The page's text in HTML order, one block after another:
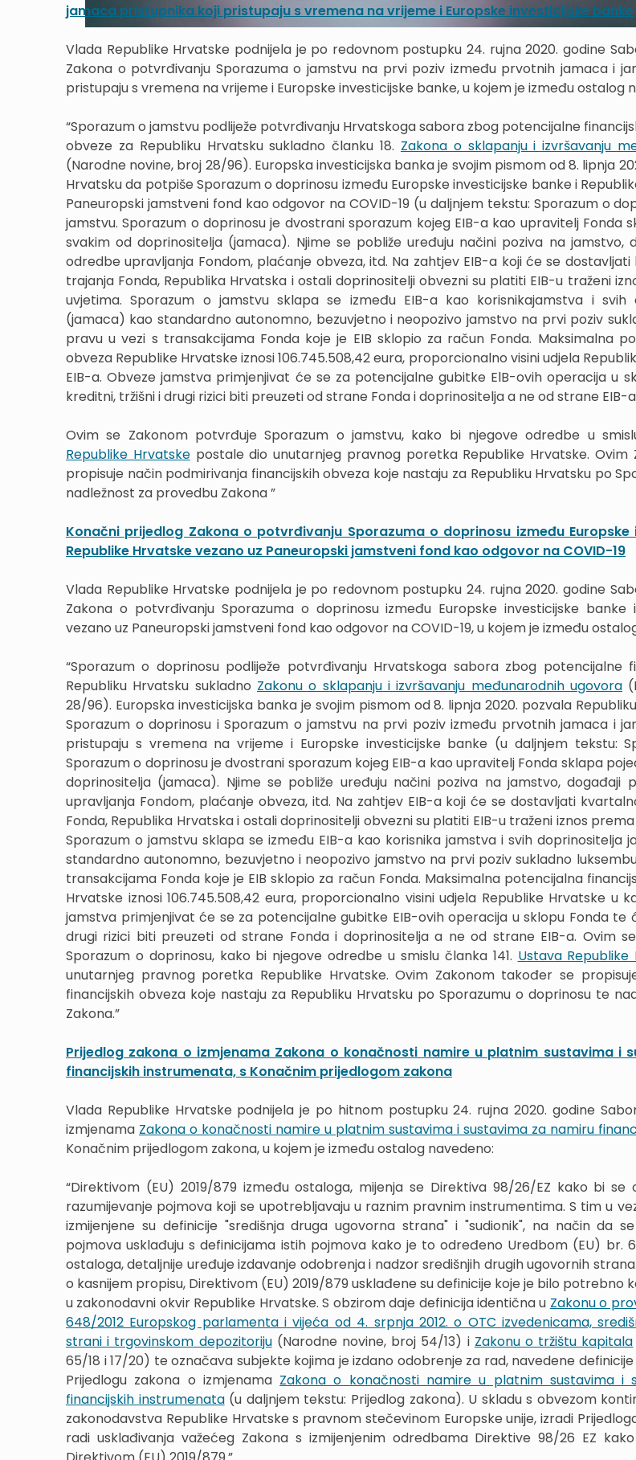
jamaca pristupnika koji pristupaju s vremena na vrijeme i Europske investicijske banke
Vlada Republike Hrvatske podnijela je po redovnom postupku 24. rujna 2020. godine
Zakona o potvrđivanju Sporazuma o jamstvu na prvi poziv između prvotnih jamaca i
pristupaju s vremena na vrijeme i Europske investicijske banke, u kojem je između ostalog
“Sporazum o jamstvu podliježe potvrđivanju Hrvatskoga sabora zbog potencijalne
obveze za Republiku Hrvatsku sukladno članku 18. Zakona o sklapanju i izvršavanju
(Narodne novine, broj 28/96). Europska investicijska banka je svojim pismom od 8. lipnja
Hrvatsku da potpiše Sporazum o doprinosu između Europske investicijske banke i
Paneuropski jamstveni fond kao odgovor na COVID-19 (u daljnjem tekstu: Sporazum o
jamstvu. Sporazum o doprinosu je dvostrani sporazum kojeg EIB-a kao upravitelj Fonda
svakim od doprinositelja (jamaca). Njime se pobliže uređuju načini poziva na jamstvo,
odredbe upravljanja Fondom, plaćanje obveza, itd. Na zahtjev EIB-a koji će se
trajanja Fonda, Republika Hrvatska i ostali doprinositelji obvezni su platiti EIB-u traženi
uvjetima. Sporazum o jamstvu sklapa se između EIB-a kao korisnikajamstva i svih
(jamaca) kao standardno autonomno, bezuvjetno i neopozivo jamstvo na prvi poziv
pravu u vezi s transakcijama Fonda koje je EIB sklopio za račun Fonda. Maksimalna
obveza Republike Hrvatske iznosi 106.745.508,42 eura, proporcionalno visini udjela
EIB-a. Obveze jamstva primjenjivat će se za potencijalne gubitke ElB-ovih operacija u
kreditni, tržišni i drugi rizici biti preuzeti od strane Fonda i doprinositelja a ne od strane EIB-
Ovim se Zakonom potvrđuje Sporazum o jamstvu, kako bi njegove odredbe u
Republike Hrvatskepostale dio unutarnjeg pravnog poretka Republike Hrvatske. Ovim
propisuje način podmirivanja financijskih obveza koje nastaju za Republiku Hrvatsku po
nadležnost za provedbu Zakona ”
Konačni prijedlog Zakona o potvrđivanju Sporazuma o doprinosu između Europske
Republike Hrvatske vezano uz Paneuropski jamstveni fond kao odgovor na COVID-19
Vlada Republike Hrvatske podnijela je po redovnom postupku 24. rujna 2020. godine
Zakona o potvrđivanju Sporazuma o doprinosu između Europske investicijske banke
vezano uz Paneuropski jamstveni fond kao odgovor na COVID-19, u kojem je između
“Sporazum o doprinosu podliježe potvrđivanju Hrvatskoga sabora zbog potencijalne
Republiku Hrvatsku sukladno Zakonu o sklapanju i izvršavanju međunarodnih ugovora
28/96). Europska investicijska banka je svojim pismom od 8. lipnja 2020. pozvala
Sporazum o doprinosu i Sporazum o jamstvu na prvi poziv između prvotnih jamaca i
pristupaju s vremena na vrijeme i Europske investicijske banke (u daljnjem tekstu:
Sporazum o doprinosu je dvostrani sporazum kojeg EIB-a kao upravitelj Fonda sklapa
doprinositelja (jamaca). Njime se pobliže uređuju načini poziva na jamstvo, događaji
upravljanja Fondom, plaćanje obveza, itd. Na zahtjev EIB-a koji će se dostavljati
Fonda, Republika Hrvatska i ostali doprinositelji obvezni su platiti EIB-u traženi iznos
Sporazum o jamstvu sklapa se između EIB-a kao korisnika jamstva i svih doprinositelja
standardno autonomno, bezuvjetno i neopozivo jamstvo na prvi poziv sukladno
transakcijama Fonda koje je EIB sklopio za račun Fonda. Maksimalna potencijalna
Hrvatske iznosi 106.745.508,42 eura, proporcionalno visini udjela Republike Hrvatske u
jamstva primjenjivat će se za potencijalne gubitke EIB-ovih operacija u sklopu Fonda te
drugi rizici biti preuzeti od strane Fonda i doprinositelja a ne od strane EIB-a. Ovim
Sporazum o doprinosu, kako bi njegove odredbe u smislu članka 141. Ustava Republike
unutarnjeg pravnog poretka Republike Hrvatske. Ovim Zakonom također se
financijskih obveza koje nastaju za Republiku Hrvatsku po Sporazumu o doprinosu te
Zakona.”
Prijedlog zakona o izmjenama Zakona o konačnosti namire u platnim sustavima i
financijskih instrumenata, s Konačnim prijedlogom zakona
Vlada Republike Hrvatske podnijela je po hitnom postupku 24. rujna 2020. godine
izmjenama Zakona o konačnosti namire u platnim sustavima i sustavima za namiru
Konačnim prijedlogom zakona, u kojem je između ostalog navedeno:
“Direktivom (EU) 2019/879 između ostaloga, mijenja se Direktiva 98/26/EZ kako bi se
razumijevanje pojmova koji se upotrebljavaju u raznim pravnim instrumentima. S tim u
izmijenjene su definicije "središnja druga ugovorna strana" i "sudionik", na način da
pojmova usklađuju s definicijama istih pojmova kako je to određeno Uredbom (EU) br.
ostaloga, detaljnije uređuje izdavanje odobrenja i nadzor središnjih drugih ugovornih
o kasnijem propisu, Direktivom (EU) 2019/879 usklađene su definicije koje je bilo potrebno
u zakonodavni okvir Republike Hrvatske. S obzirom daje definicija identična u Zakonu o
648/2012 Europskog parlamenta i vijeća od 4. srpnja 2012. o OTC izvedenicama,
strani i trgovinskom depozitoriju(Narodne novine, broj 54/13) i Zakonu o tržištu kapitala
65/18 i 17/20) te označava subjekte kojima je izdano odobrenje za rad, navedene
Prijedlogu zakona o izmjenama Zakona o konačnosti namire u platnim sustavima i
financijskih instrumenata(u daljnjem tekstu: Prijedlog zakona). U skladu s obvezom
zakonodavstva Republike Hrvatske s pravnom stečevinom Europske unije, izradi
radi usklađivanja važećeg Zakona s izmijenjenim odredbama Direktive 98/26 EZ